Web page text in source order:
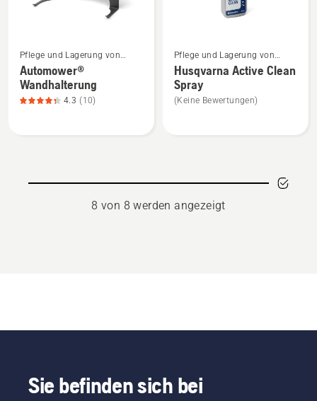
Details
zu
Automower®
Wandhalterung
Pflege und Lagerung von
Mährobotern
Automower®
Wandhalterung
4.3 (10)
Details
zu
Husqvarna
Active
Pflege und Lagerung von
Mährobotern
Husqvarna Active Clean
Spray
(Keine Bewertungen)
8 von 8 werden angezeigt
Sie befinden sich bei